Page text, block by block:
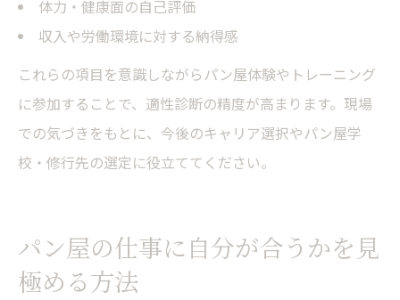
体力・健康面の自己評価
収入や労働環境に対する納得感
これらの項目を意識しながらパン屋体験やトレーニング
に参加することで、適性診断の精度が高まります。現場
での気づきをもとに、今後のキャリア選択やパン屋学
校・修行先の選定に役立ててください。
パン屋の仕事に自分が合うかを見
極める方法